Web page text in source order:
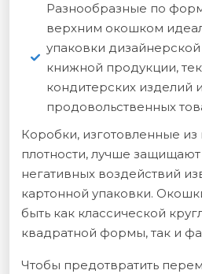
Разнообразные по
верхним окошком
упаковки дизайнерской
книжной продукции,
кондитерских изделий
продовольственных
Коробки, изготовленные из
плотности, лучше
негативных воздействий
картонной упаковки.
быть как классической
квадратной формы, так и
Чтобы предотвратить